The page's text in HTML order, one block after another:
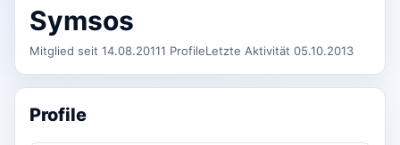
Symsos
Mitglied seit 14.08.20111 ProfileLetzte Aktivität 05.10.2013
Profile